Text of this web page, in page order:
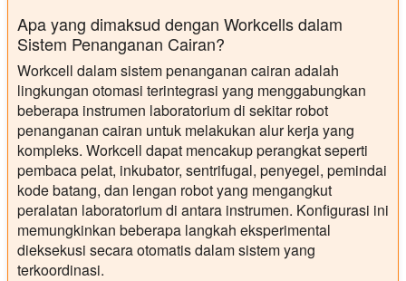
Apa yang dimaksud dengan Workcells dalam
Sistem Penanganan Cairan?
Workcell dalam sistem penanganan cairan adalah
lingkungan otomasi terintegrasi yang menggabungkan
beberapa instrumen laboratorium di sekitar robot
penanganan cairan untuk melakukan alur kerja yang
kompleks. Workcell dapat mencakup perangkat seperti
pembaca pelat, inkubator, sentrifugal, penyegel, pemindai
kode batang, dan lengan robot yang mengangkut
peralatan laboratorium di antara instrumen. Konfigurasi ini
memungkinkan beberapa langkah eksperimental
dieksekusi secara otomatis dalam sistem yang
terkoordinasi.